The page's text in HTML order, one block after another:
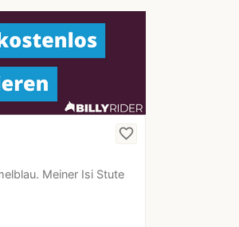
Meiner Isi Stute
favorite_border